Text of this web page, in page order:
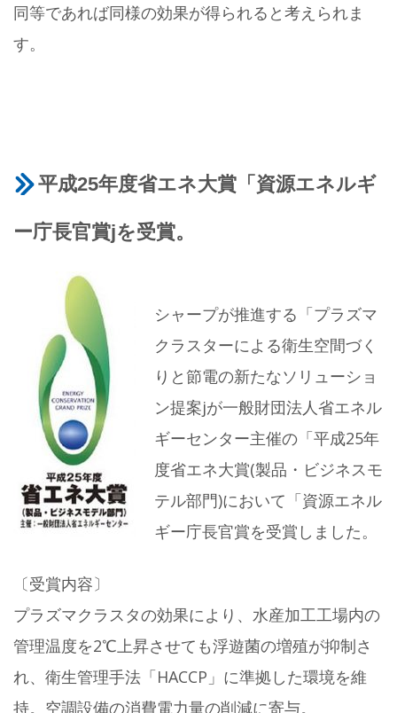
同等であれば同様の効果が得られると考えられま
す。
平成25年度省エネ大賞「資源エネルギ
ー庁長官賞jを受賞。
シャープが推進する「プラズマ
クラスターによる衛生空間づく
りと節電の新たなソリューショ
ン提案jが一般財団法人省エネル
ギーセンター主催の「平成25年
度省エネ大賞(製品・ビジネスモ
テル部門)において「資源エネル
ギー庁長官賞を受賞しました。
〔受賞内容〕
プラズマクラスタの効果により、水産加工工場内の
管理温度を2℃上昇させても浮遊菌の増殖が抑制さ
れ、衛生管理手法「HACCP」に準拠した環境を維
持。空調設備の消費電力量の削減に寄与。